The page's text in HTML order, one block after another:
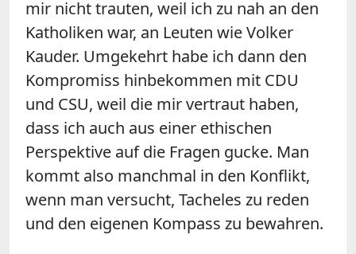
mir nicht trauten, weil ich zu nah an den
Katholiken war, an Leuten wie Volker
Kauder. Umgekehrt habe ich dann den
Kompromiss hinbekommen mit CDU
und CSU, weil die mir vertraut haben,
dass ich auch aus einer ethischen
Perspektive auf die Fragen gucke. Man
kommt also manchmal in den Konflikt,
wenn man versucht, Tacheles zu reden
und den eigenen Kompass zu bewahren.